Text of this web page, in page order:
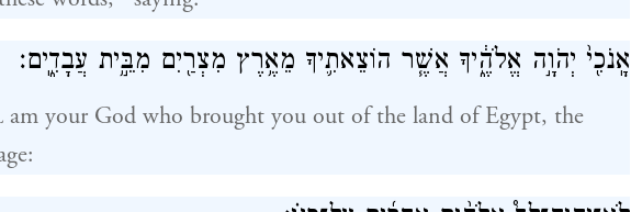
אָֽנֹכִ֖י֙ יְהֹוָ֣ה אֱלֹהֶ֑֔יךָ אֲשֶׁ֧ר הוֹצֵאתִ֛יךָ מֵאֶ֥רֶץ מִצְרַ֖יִם מִבֵּ֣֥ית עֲבָדִ֑͏ֽים׃
am your God who brought you out of the land of Egypt, the